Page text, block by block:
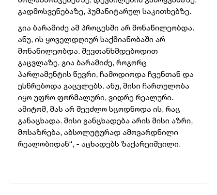
გადმოსვენებაზე, ჰუმანიტარულ საკითხებზე.
გია ბარამიძე ამ პროცესში არ მონაწილეობდა.
ანუ, ის ყოველდღიურ საქმიანობაში არ
მონაწილეობდა. შევთანხმდებოდით
გაცვლაზე, გია ბარამიძე, როგორც
პარლამენტის წევრი, ჩამოდიოდა ჩვენთან და
ესწრებოდა გაცვლებს. ანუ, მისი ჩართულობა
იყო უფრო ფორმალური, ვიდრე რეალური.
ამიტომ, მას არ შეეძლო სცოდნოდა ის, რაც
განაცხადა. მისი განცხადება არის მისი აზრი,
მოსაზრება, აბსოლუტურად ამოვარდნილი
რეალობიდან“, - აცხადებს ზაქარეიშვილი.